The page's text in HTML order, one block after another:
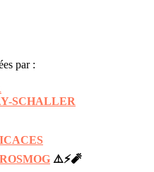
par :
SCHALLER
⚠️⚡️🧨